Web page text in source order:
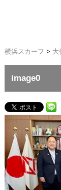
横浜スカーフ > 大
image0